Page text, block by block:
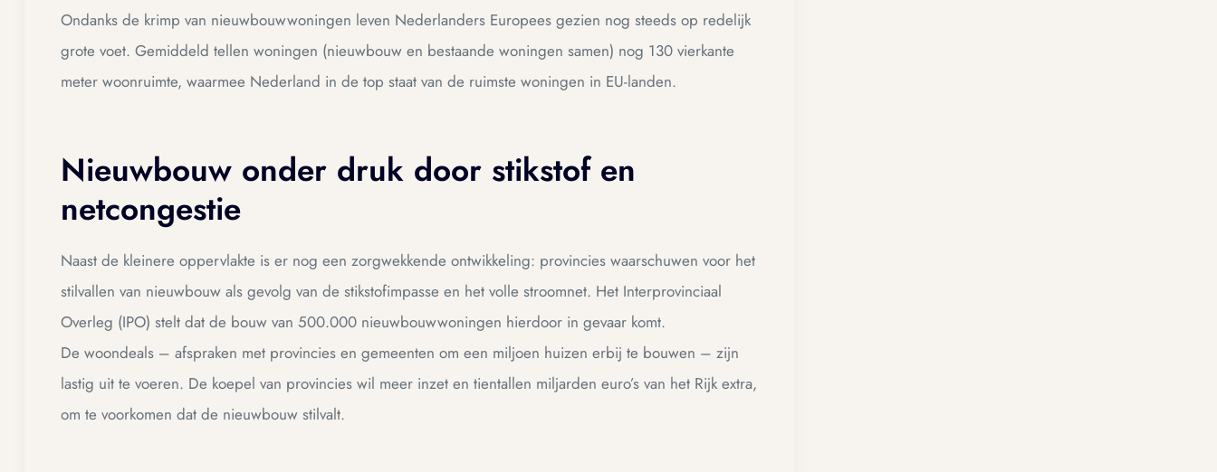
Ondanks de krimp van nieuwbouwwoningen leven Nederlanders Europees gezien nog steeds op redelijk
grote voet. Gemiddeld tellen woningen (nieuwbouw en bestaande woningen samen) nog 130 vierkante
meter woonruimte, waarmee Nederland in de top staat van de ruimste woningen in EU-landen.
Nieuwbouw onder druk door stikstof en
netcongestie
Naast de kleinere oppervlakte is er nog een zorgwekkende ontwikkeling: provincies waarschuwen voor het
stilvallen van nieuwbouw als gevolg van de stikstofimpasse en het volle stroomnet. Het Interprovinciaal
Overleg (IPO) stelt dat de bouw van 500.000 nieuwbouwwoningen hierdoor in gevaar komt.
De woondeals – afspraken met provincies en gemeenten om een miljoen huizen erbij te bouwen – zijn
lastig uit te voeren. De koepel van provincies wil meer inzet en tientallen miljarden euro’s van het Rijk extra,
om te voorkomen dat de nieuwbouw stilvalt.